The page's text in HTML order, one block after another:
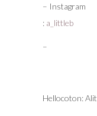
– Instagram
: a_littleb
–
Hellocoton: